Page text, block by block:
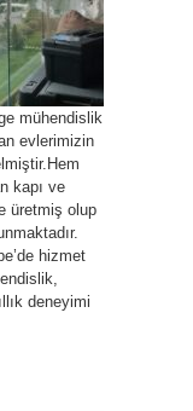
mühendislik
evlerimizin
kapı ve
üretmiş olup
hizmet
deneyimi